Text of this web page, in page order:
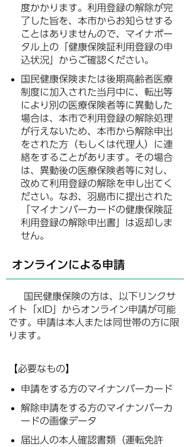
度かかります。利用登録の解除が完
了した旨を、本市からお知らせする
ことはありませんので、マイナポー
タル上の「健康保険証利用登録の申
込状況」からご確認ください。
国民健康保険または後期高齢者医療
制度に加入された当月中に、転出等
により別の医療保険者等に異動した
場合は、本市で利用登録の解除処理
が行えないため、本市から解除申出
をされた方（もしくは代理人）に連
絡をすることがあります。その場合
は、異動後の医療保険者等に対し、
改めて利用登録の解除を申し出てく
ださい。なお、羽島市に提出された
「マイナンバーカードの健康保険証
利用登録の解除申出書」は返却しま
せん。
オンラインによる申請
国民健康保険の方は、以下リンクサ
イト「xID」からオンライン申請が可能
です。申請は本人または同世帯の方に限
ります。
【必要なもの】
申請をする方のマイナンバーカード
解除申請をする方のマイナンバーカ
ードの画像データ
届出人の本人確認書類（運転免許